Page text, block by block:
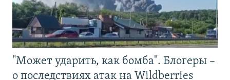
"Может ударить, как бомба". Блогеры –
о последствиях атак на Wildberries